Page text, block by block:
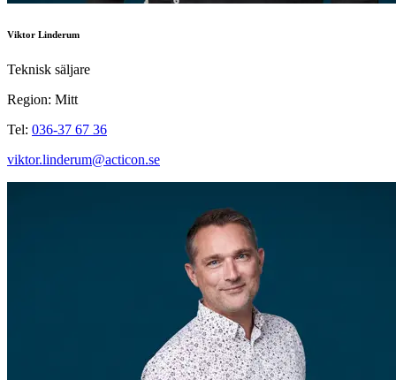
Viktor Linderum
Teknisk säljare
Region: Mitt
Tel: 036-37 67 36
viktor.linderum@acticon.se